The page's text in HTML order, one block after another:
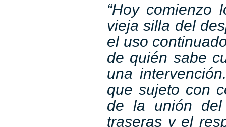
“Hoy comienzo
vieja silla del
el uso
de quién sabe
una
que sujeto con
de la unión
traseras y el